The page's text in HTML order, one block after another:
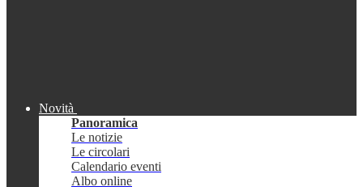
Novità
Panoramica
Le notizie
Le circolari
Calendario eventi
Albo online